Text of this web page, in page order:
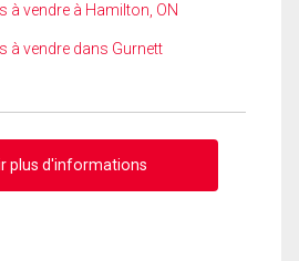
à vendre à Hamilton, ON
à vendre dans Gurnett
plus d'informations